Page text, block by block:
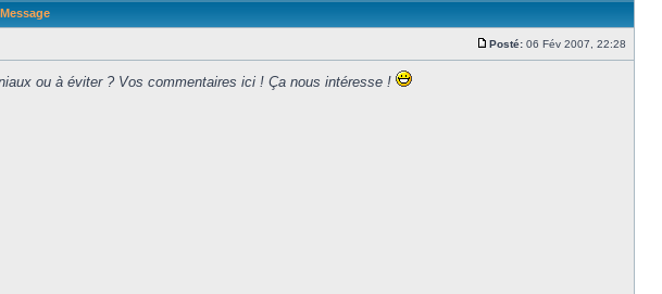
Message
Posté: 06 Fév 2007, 22:28
ou à éviter ? Vos commentaires ici ! Ça nous intéresse !